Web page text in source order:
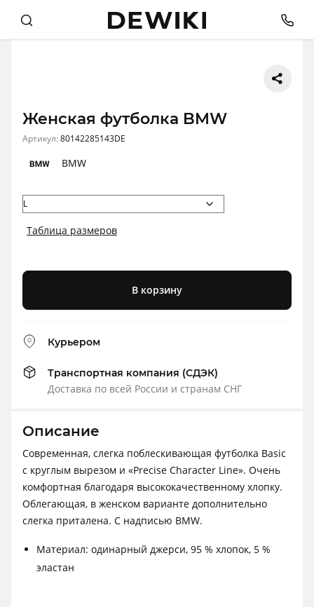
Женская футболка BMW
Артикул:80142285143DE
BMW
Таблица размеров
В корзину
Курьером
Транспортная компания (СДЭК)
Доставка по всей России и странам СНГ
Описание
Современная, слегка поблескивающая футболка Basic
с круглым вырезом и «Precise Character Line». Очень
комфортная благодаря высококачественному хлопку.
Облегающая, в женском варианте дополнительно
слегка приталена. С надписью BMW.
Материал: одинарный джерси, 95 % хлопок, 5 %
эластан